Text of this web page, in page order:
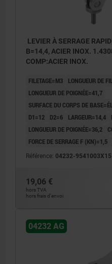
LEVIER À SERRAGE
B=14,4, ACIER INOX.
COMP:ACIER INOX.
FILETAGE=M3
LONGUEUR DE
LONGUEUR DE POIGNÉE=41,7
SURFACE DU CORPS DE
D1=12
D2=6 LARGEUR=14,4
LONGUEUR DE POIGNÉE=36,2
FORCE DE SERRAGE F (KN)=1,5
Référence: 04232-9541003X15
19,06 €
hors TVA
hors frais d’envoi
04232 AG